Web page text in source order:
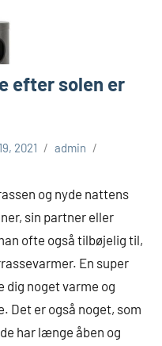
efter solen er
2021 admin
og nyde nattens
sin partner eller
ofte også tilbøjelig til,
En super
dig noget varme og
Det er også noget, som
har længe åben og